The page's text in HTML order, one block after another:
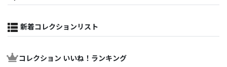
新着コレクションリスト
コレクション いいね！ランキング